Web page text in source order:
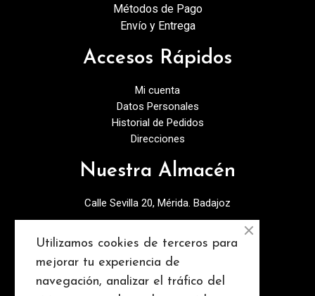
Métodos de Pago
Envío y Entrega
Accesos Rápidos
Mi cuenta
Datos Personales
Historial de Pedidos
Direcciones
Nuestra Almacén
Calle Sevilla 20, Mérida. Badajoz
info@discopebell.com
Consejos y contenidos
Utilizamos cookies de terceros para
mejorar tu experiencia de
navegación, analizar el tráfico del